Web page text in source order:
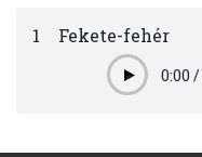
1 Fekete-fehér
Play0:00 /